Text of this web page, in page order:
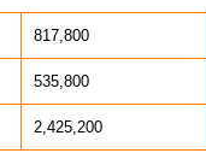
817,800
535,800
2,425,200